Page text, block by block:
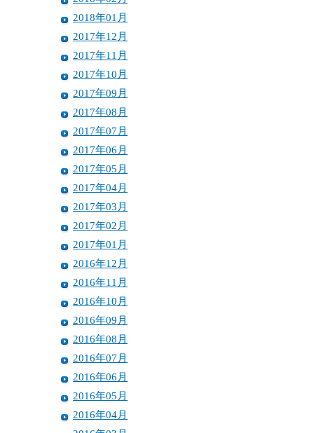
2018年01月
2017年12月
2017年11月
2017年10月
2017年09月
2017年08月
2017年07月
2017年06月
2017年05月
2017年04月
2017年03月
2017年02月
2017年01月
2016年12月
2016年11月
2016年10月
2016年09月
2016年08月
2016年07月
2016年06月
2016年05月
2016年04月